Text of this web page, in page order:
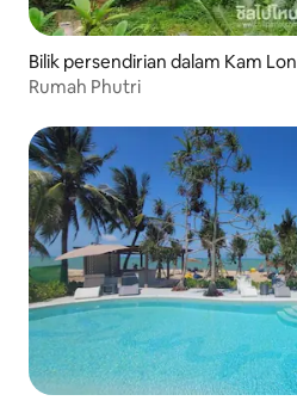
Bilik persendirian dalam Kam Lon
Rumah Phutri